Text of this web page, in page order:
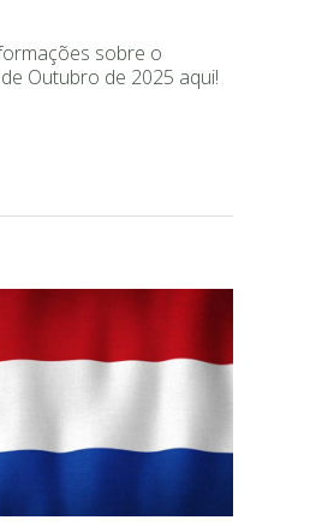
sobre o
Outubro de 2025 aqui!